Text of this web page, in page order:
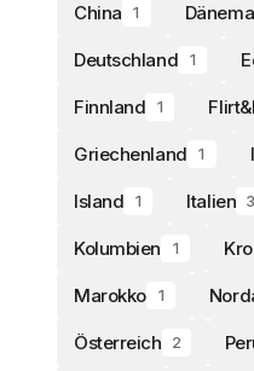
China 1
Deutschland 1
Finnland 1
Griechenland 1
Island 1 Italien 3
Kolumbien 1
Marokko 1
Österreich 2